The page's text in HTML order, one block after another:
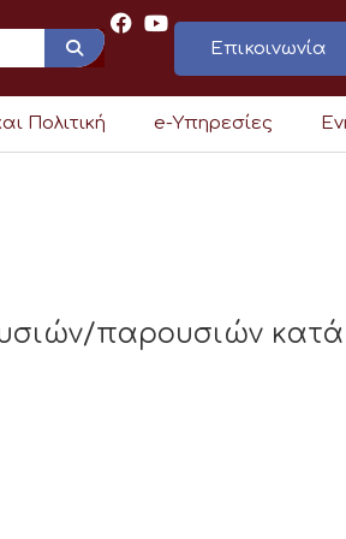
Επικοινωνία
Πολιτική e-Υπηρεσίες
παρουσιών κατά